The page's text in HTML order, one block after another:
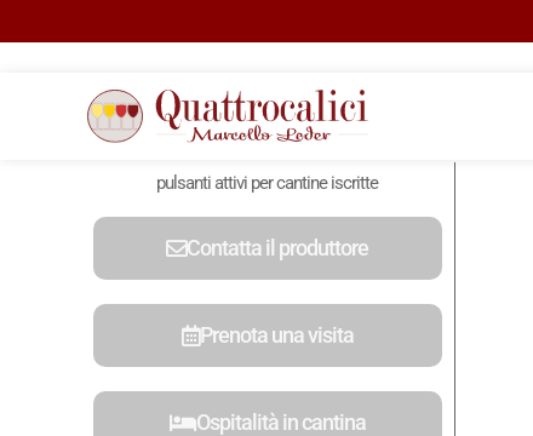
pulsanti attivi per cantine iscritte
Contatta il produttore
Prenota una visita
Ospitalità in cantina